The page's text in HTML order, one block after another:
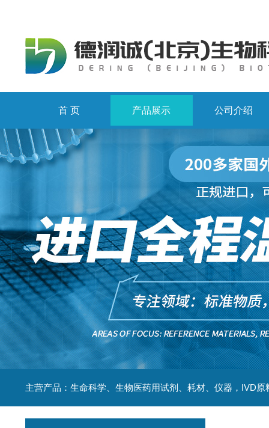
首 页 产品展示 公司介绍
主营产品：生命科学、生物医药用试剂、耗材、仪器，IVD原